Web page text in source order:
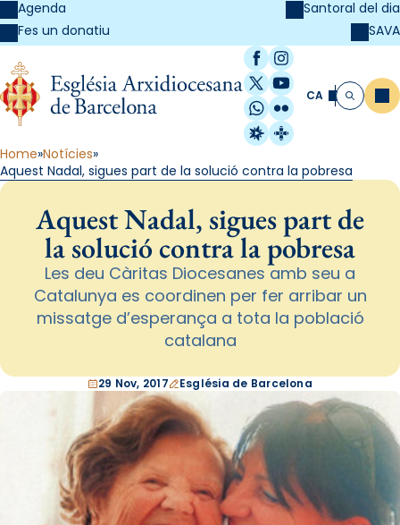
Agenda
Fes un donatiu
Santoral del dia
SAVA
Facebook
Instagram
X / Twitter
YouTube
WhatsApp
Flickr
Radio Estel
Catalunya
CA Cerca
Home Notícies
Aquest Nadal, sigues part de la solució contra la pobresa
Aquest Nadal, sigues part de
la solució contra la pobresa
Les deu Càritas Diocesanes amb seu a
Catalunya es coordinen per fer arribar un
missatge d’esperança a tota la població
catalana
29 Nov, 2017 Església de Barcelona